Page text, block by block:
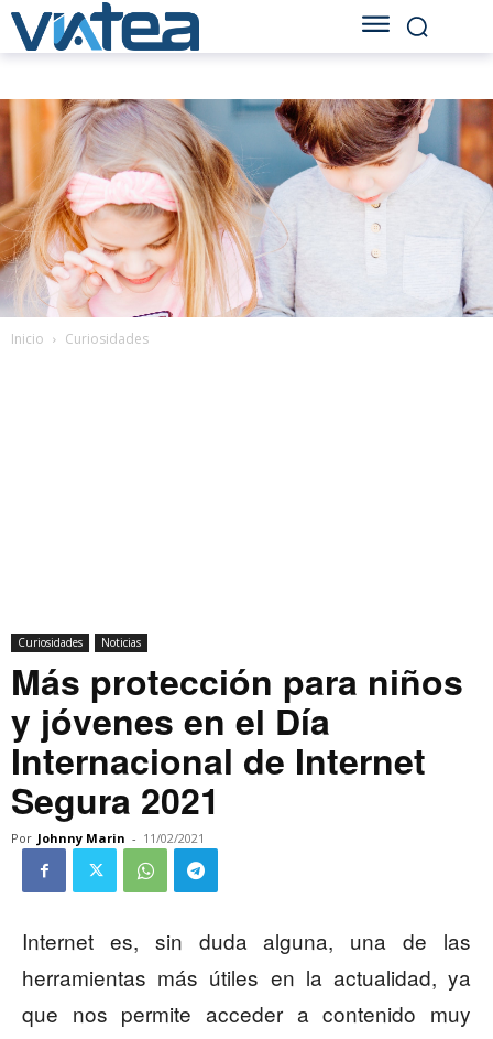
Inicio Curiosidades
Curiosidades Noticias
Más protección para niños
y jóvenes en el Día
Internacional de Internet
Segura 2021
Por Johnny Marin - 11/02/2021
Internet es, sin duda alguna, una de las
herramientas más útiles en la actualidad, ya
que nos permite acceder a contenido muy